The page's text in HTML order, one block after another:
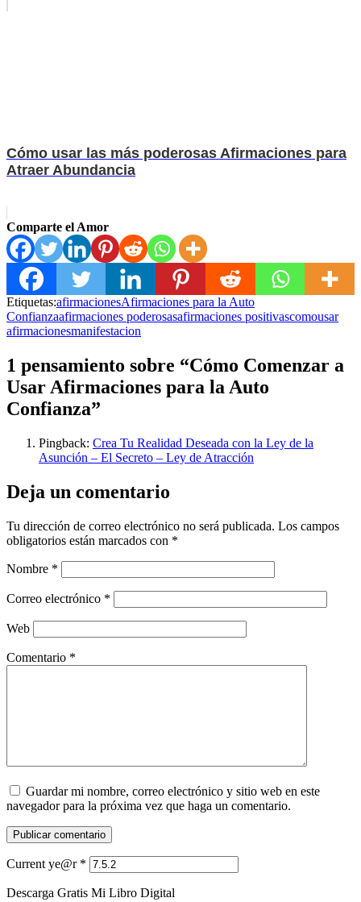
Cómo usar las más poderosas Afirmaciones para
Atraer Abundancia
Comparte el Amor
Etiquetas:afirmacionesAfirmaciones para la Auto
Confianzaafirmaciones poderosasafirmaciones positivascomousar
afirmacionesmanifestacion
1 pensamiento sobre “Cómo Comenzar a
Usar Afirmaciones para la Auto
Confianza”
Pingback: Crea Tu Realidad Deseada con la Ley de la
Asunción – El Secreto – Ley de Atracción
Deja un comentario
Tu dirección de correo electrónico no será publicada. Los campos
obligatorios están marcados con *
Nombre *
Correo electrónico *
Web
Comentario *
Guardar mi nombre, correo electrónico y sitio web en este
navegador para la próxima vez que haga un comentario.
Current ye@r *
Descarga Gratis Mi Libro Digital